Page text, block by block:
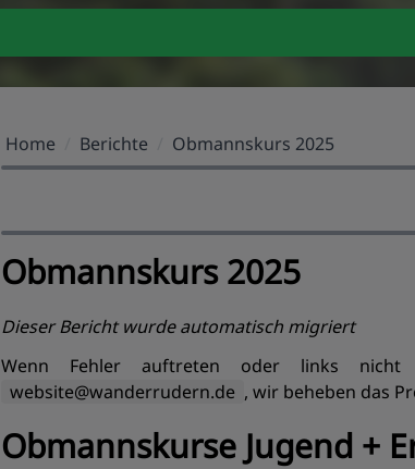
Home Berichte Obmannskurs 2025
Obmannskurs 2025
Dieser Bericht wurde automatisch migriert
Wenn Fehler auftreten oder links
website@wanderrudern.de , wir beheben das
Obmannskurse Jugend +